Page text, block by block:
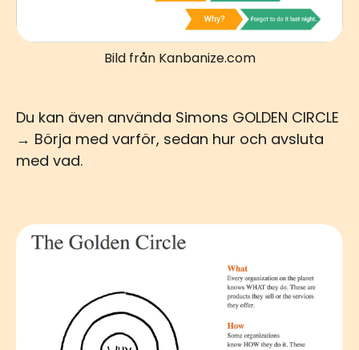
Bild från Kanbanize.com
Du kan även använda Simons GOLDEN CIRCLE
→ Börja med varför, sedan hur och avsluta
med vad.